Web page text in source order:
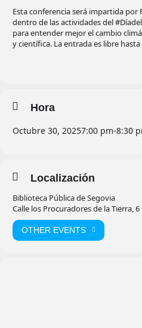
Esta conferencia será impartida por
dentro de las actividades del
para entender mejor el cambio
y científica. La entrada es libre
Hora
Octubre 30, 20257:00 pm-8:30
Localización
Biblioteca Pública de Segovia
Calle los Procuradores de la Tierra, 6
OTHER EVENTS